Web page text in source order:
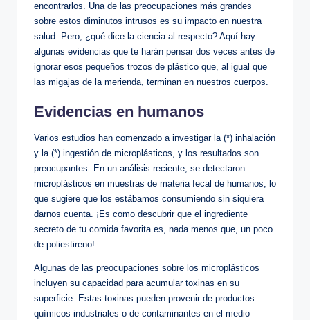
encontrarlos. Una de las preocupaciones más grandes
sobre estos diminutos intrusos es su impacto en nuestra
salud. Pero, ¿qué dice la ciencia al respecto? Aquí hay
algunas evidencias que te harán pensar dos veces antes de
ignorar esos pequeños trozos de plástico que, al igual que
las migajas de la merienda, terminan en nuestros cuerpos.
Evidencias en humanos
Varios estudios han comenzado a investigar la (*) inhalación
y la (*) ingestión de microplásticos, y los resultados son
preocupantes. En un análisis reciente, se detectaron
microplásticos en muestras de materia fecal de humanos, lo
que sugiere que los estábamos consumiendo sin siquiera
darnos cuenta. ¡Es como descubrir que el ingrediente
secreto de tu comida favorita es, nada menos que, un poco
de poliestireno!
Algunas de las preocupaciones sobre los microplásticos
incluyen su capacidad para acumular toxinas en su
superficie. Estas toxinas pueden provenir de productos
químicos industriales o de contaminantes en el medio